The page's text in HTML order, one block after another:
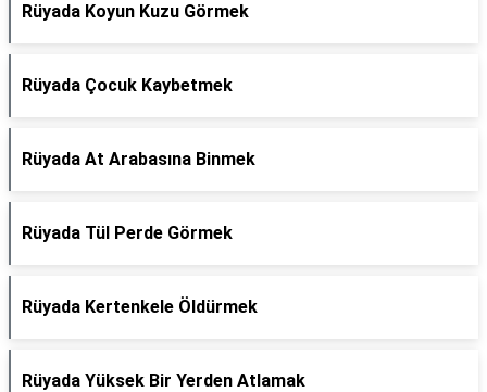
Rüyada Koyun Kuzu Görmek
Rüyada Çocuk Kaybetmek
Rüyada At Arabasına Binmek
Rüyada Tül Perde Görmek
Rüyada Kertenkele Öldürmek
Rüyada Yüksek Bir Yerden Atlamak